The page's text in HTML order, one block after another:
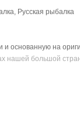
Русская рыбалка
основанную на
нашей большой